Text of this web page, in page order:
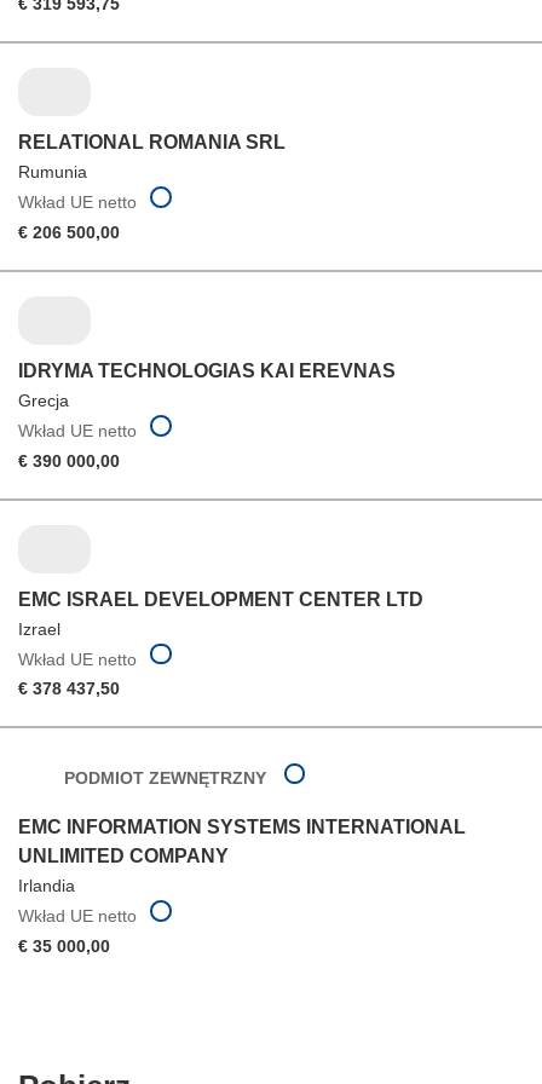
€ 319 593,75
RELATIONAL ROMANIA SRL
Rumunia
Wkład UE netto
€ 206 500,00
IDRYMA TECHNOLOGIAS KAI EREVNAS
Grecja
Wkład UE netto
€ 390 000,00
EMC ISRAEL DEVELOPMENT CENTER LTD
Izrael
Wkład UE netto
€ 378 437,50
PODMIOT ZEWNĘTRZNY
EMC INFORMATION SYSTEMS INTERNATIONAL
UNLIMITED COMPANY
Irlandia
Wkład UE netto
€ 35 000,00